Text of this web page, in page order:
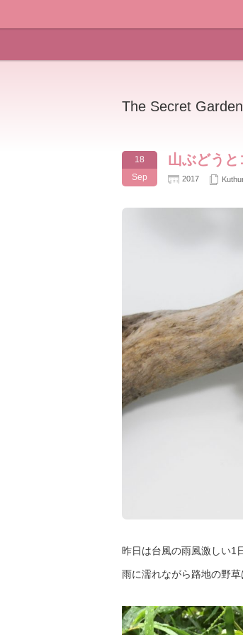
The Secret Garden
18
Sep
山ぶどう
2017
昨日は台風の雨風激しい1
雨に濡れながら路地の野